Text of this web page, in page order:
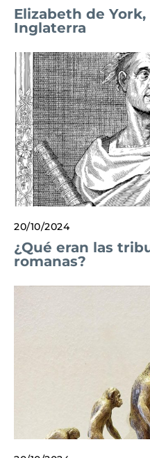
Elizabeth de York,
Inglaterra
20/10/2024
¿Qué eran las
romanas?